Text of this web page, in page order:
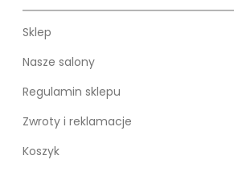
Sklep
Nasze salony
Regulamin sklepu
Zwroty i reklamacje
Koszyk